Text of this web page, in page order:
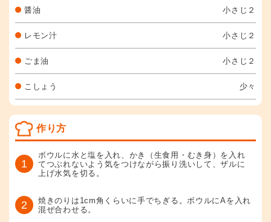
醤油 小さじ２
レモン汁 小さじ２
ごま油 小さじ２
こしょう 少々
作り方
1
ボウルに水と塩を入れ、かき（生食用・むき身）を入れ
てつぶれないよう気をつけながら振り洗いして、ザルに
上げ水気を切る。
2
焼きのりは1cm角くらいに手でちぎる。ボウルにAを入れ
混ぜ合わせる。